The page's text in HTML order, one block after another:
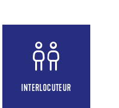
INTERLOCUTEUR